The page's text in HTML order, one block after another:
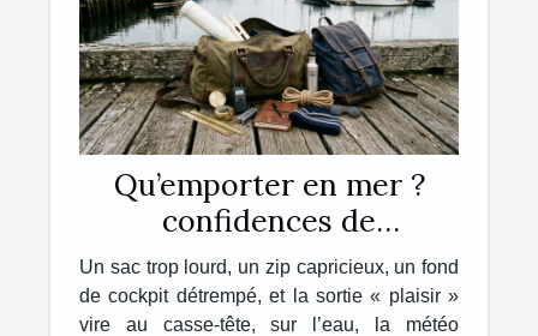
Qu’emporter en mer ?
confidences de
navigateurs sur leur sac
idéal
Un sac trop lourd, un zip capricieux, un fond
de cockpit détrempé, et la sortie « plaisir »
vire au casse-tête, sur l’eau, la météo